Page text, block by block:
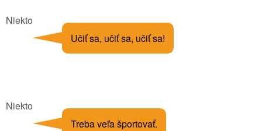
Niekto
Učiť sa, učiť sa, učiť sa!
Niekto
Treba veľa športovať.